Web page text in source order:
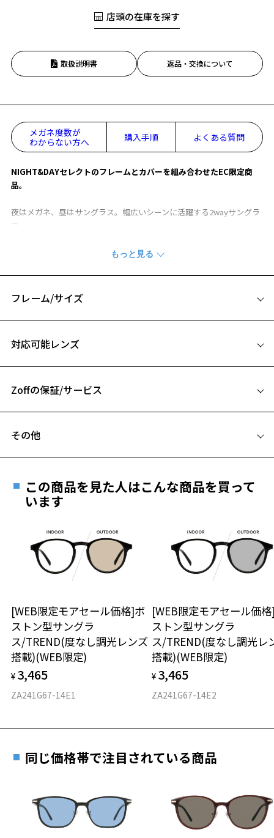
店頭の在庫を探す
取扱説明書 返品・交換について
メガネ度数が
わからない方へ
購入手順 よくある質問
NIGHT&DAYセレクトのフレームとカバーを組み合わせたEC限定商
品。
夜はメガネ、昼はサングラス。幅広いシーンに活躍する2wayサングラ
路面や水面などの反射を抑える偏光機能を搭載しているので、ドライ
スクエア型ながらカジュアルにお使いいただきやすい1本です。
下記アタッチメントは本製品と互換性があります。複数の組み合わせ
をお楽しみいただけます。
ZN241G10-72A1
ZN241G10-14E1
※柄や色味の出方に個体差があり、画像と異なる場合がございます。
Zoff NIGHT & DAY ページをみる
※フロントアタッチメントは｢カラーレンズ｣になりますので、本体の
レンズは｢透明レンズ｣がおすすめです。
※フロントアタッチメントのレンズを交換することはできません。
＜使用上の注意事項＞
※自動車のフロントガラス等、 熱強化したガラスを通して使用すると
ガラスのひずみの干渉色が見えることがあります。
※液晶画面（パソコン・携帯電話・タブレット・カメラ等の液晶画面
※本製品を使用中に違和感を感じた場合は使用を中止してください。
※本製品は磁石を使用しています。磁石部分が首から上に直接あたら
ないようご注意ください。
※カラーレンズの入ったプレートは磁石でメガネ本体に装着する構造
です。
※強い衝撃やひねり等はプレートが外れる原因となりますのでご注意
ください。
レンズの材質：プラスチック
レンズカラー：偏光グレー/グレー系
可視光線透過率：15%
紫外線透過率：0.1%以下 (紫外線カット率：99.9%以上)
フレーム/サイズ
B ブリッジ(鼻部分)の横幅：18mm
仕上がり寸法
D 仕上がりの横幅：約147mm
E 仕上がりの縦幅：約37mm
※メガネ：デモレンズを外した重さ
タイプ
対応可能レンズ
フレームとレンズの合計料金を知りたい方へ
Zoffの保証/サービス
安心1 フレーム１年間品質保証
日または発送日より１年間修理又は交換させて頂
きます。
※保証期間内に交換が行われた場合、保証期間は初期の期間から
延長されません。
安心2 視力測定無料
視力の変化を早めに発見するために、定期的な視
力測定をおすすめいたします。
安心3 かかり具合調整無料
その他
ご希望のお客さまは、「レンズ交換券」をお選びのうえ、
最寄りのZoff実店舗にてレンズをお買い求めください。
※サングラスやパッケージ品では「レンズ交換券」はお選び
談ください。
オンラインストアでフレームのみ購入して、
実店舗で度付きにできます
ご購入時に「レンズ交換券」をお選びいただくと、実店舗で
度数を測定のうえ、度付きレンズ（標準セットレンズ）へ無
料交換いただけます。
詳しくはこちら
その際は記入用紙をダウンロードしてお使いください。
この商品を見た人はこんな商品を買って
います
[WEB限定モアセール価格]ボ
ストン型サングラ
ス/TREND(度なし調光レンズ
搭載)(WEB限定)
¥ 3,465
ZA241G67-14E1
[WEB限定モアセール価
ストン型サングラ
ス/TREND(度なし調光レ
搭載)(WEB限定)
¥ 3,465
ZA241G67-14E2
同じ価格帯で注目されている商品